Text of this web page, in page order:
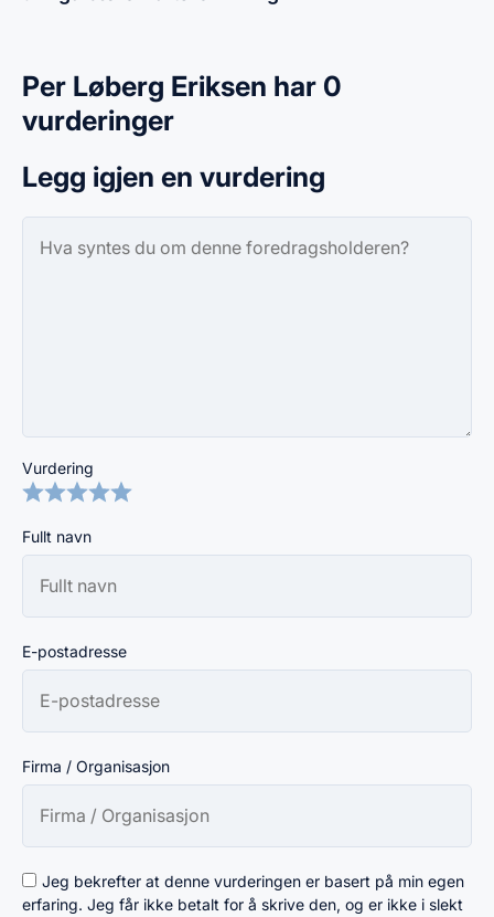
Per Løberg Eriksen har 0
vurderinger
Legg igjen en vurdering
Vurdering
Fullt navn
E-postadresse
Firma / Organisasjon
Jeg bekrefter at denne vurderingen er basert på min egen
erfaring. Jeg får ikke betalt for å skrive den, og er ikke i slekt